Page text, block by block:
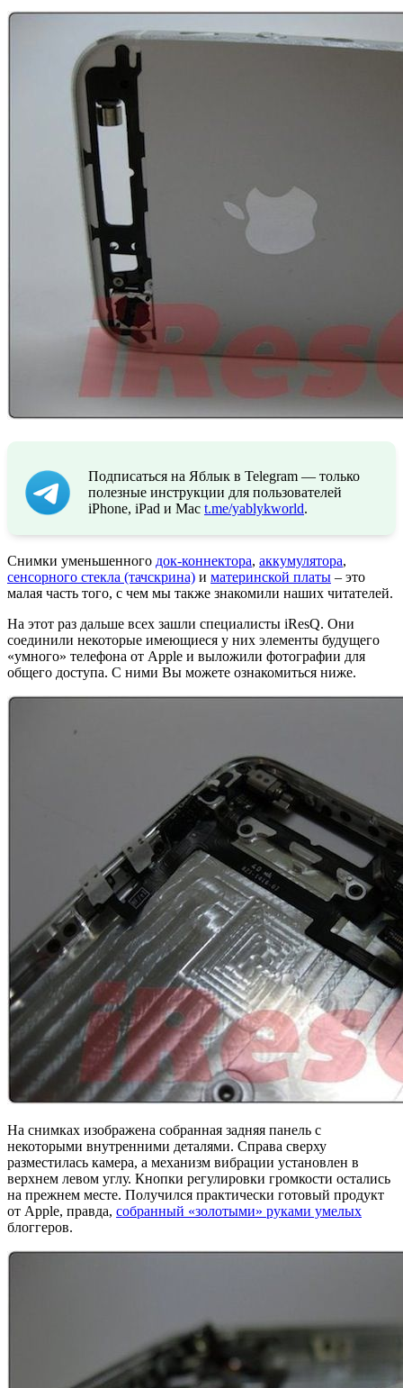
Подписаться на Яблык в Telegram — только
полезные инструкции для пользователей
iPhone, iPad и Mac t.me/yablykworld.
Снимки уменьшенного док-коннектора, аккумулятора,
сенсорного стекла (тачскрина) и материнской платы – это
малая часть того, с чем мы также знакомили наших читателей.
На этот раз дальше всех зашли специалисты iResQ. Они
соединили некоторые имеющиеся у них элементы будущего
«умного» телефона от Apple и выложили фотографии для
общего доступа. С ними Вы можете ознакомиться ниже.
На снимках изображена собранная задняя панель с
некоторыми внутренними деталями. Справа сверху
разместилась камера, а механизм вибрации установлен в
верхнем левом углу. Кнопки регулировки громкости остались
на прежнем месте. Получился практически готовый продукт
от Apple, правда, собранный «золотыми» руками умелых
блоггеров.